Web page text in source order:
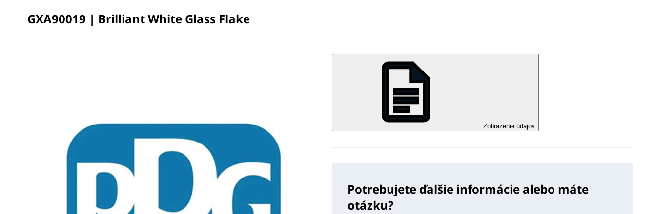
GXA90019 | Brilliant White Glass Flake
Zobrazenie údajov
Potrebujete ďalšie informácie alebo máte
otázku?